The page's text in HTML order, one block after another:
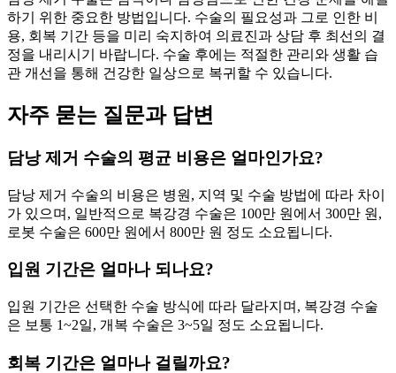
하기 위한 중요한 방법입니다. 수술의 필요성과 그로 인한 비
용, 회복 기간 등을 미리 숙지하여 의료진과 상담 후 최선의 결
정을 내리시기 바랍니다. 수술 후에는 적절한 관리와 생활 습
관 개선을 통해 건강한 일상으로 복귀할 수 있습니다.
자주 묻는 질문과 답변
담낭 제거 수술의 평균 비용은 얼마인가요?
담낭 제거 수술의 비용은 병원, 지역 및 수술 방법에 따라 차이
가 있으며, 일반적으로 복강경 수술은 100만 원에서 300만 원,
로봇 수술은 600만 원에서 800만 원 정도 소요됩니다.
입원 기간은 얼마나 되나요?
입원 기간은 선택한 수술 방식에 따라 달라지며, 복강경 수술
은 보통 1~2일, 개복 수술은 3~5일 정도 소요됩니다.
회복 기간은 얼마나 걸릴까요?